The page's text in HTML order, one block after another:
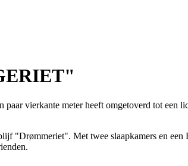
vierkante meter heeft omgetoverd tot
"Drømmeriet". Met twee slaapkamers en